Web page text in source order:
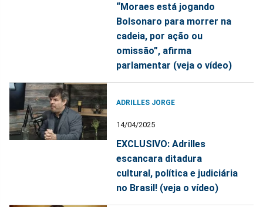
“Moraes está jogando
Bolsonaro para morrer na
cadeia, por ação ou
omissão”, afirma
parlamentar (veja o vídeo)
ADRILLES JORGE
14/04/2025
EXCLUSIVO: Adrilles
escancara ditadura
cultural, política e judiciária
no Brasil! (veja o vídeo)